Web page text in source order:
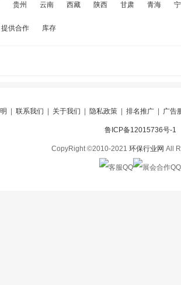
贵州 云南 西藏 陕西 甘肃 青海
提供合作 库存
联系我们 关于我们 隐私政策 排名推广 广告
鲁ICP备12015736号-1
CopyRight ©2010-2021 环保行业网 All